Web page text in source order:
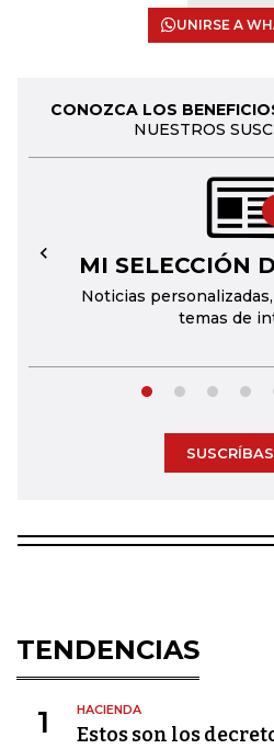
UNIRSE A
CONOZCA LOS
NUESTROS
MI SELECCIÓN
Noticias
temas de
←
TENDENCIAS
1 HACIENDA
Estos son los